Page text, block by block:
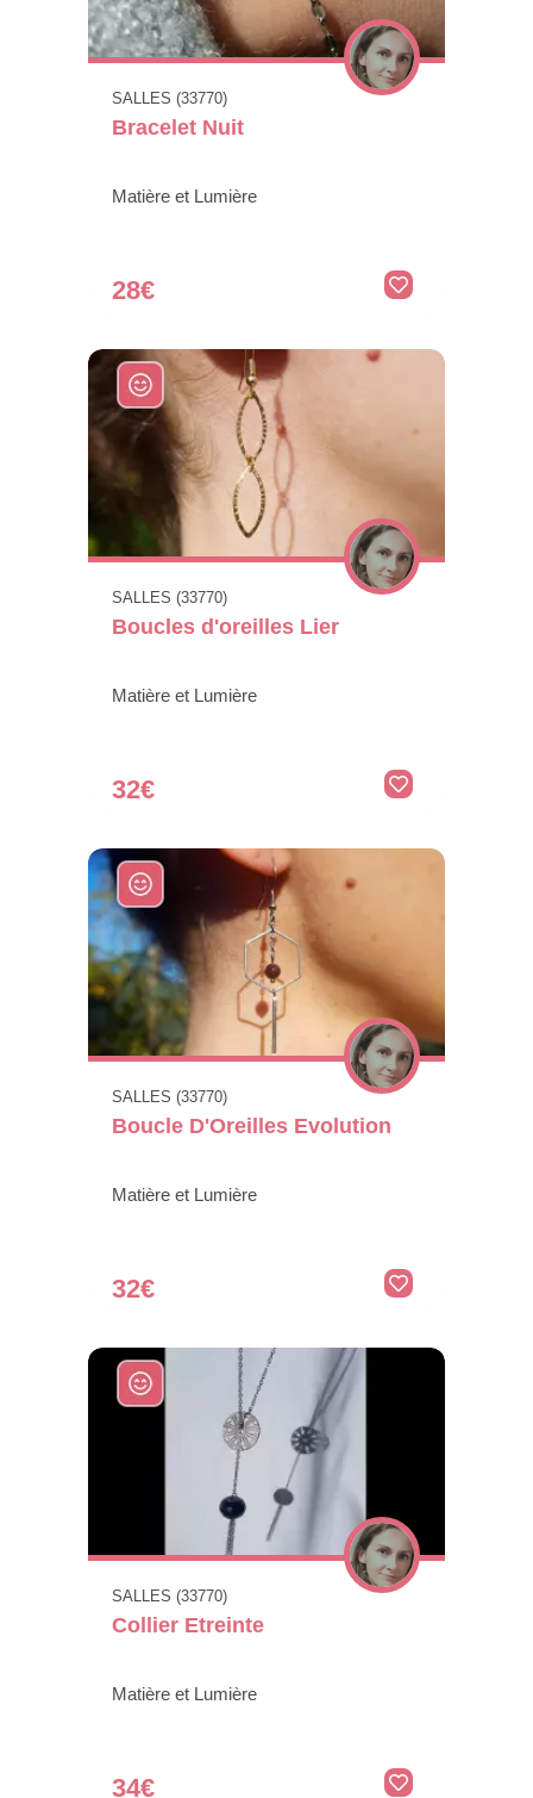
SALLES (33770)
Bracelet Nuit
Matière et Lumière
28€
SALLES (33770)
Boucles d'oreilles Lier
Matière et Lumière
32€
SALLES (33770)
Boucle D'Oreilles Evolution
Matière et Lumière
32€
SALLES (33770)
Collier Etreinte
Matière et Lumière
34€